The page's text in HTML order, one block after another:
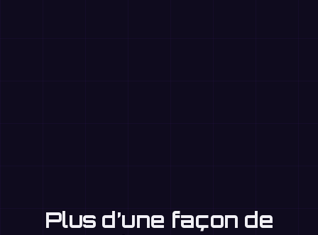
Plus d’une façon de